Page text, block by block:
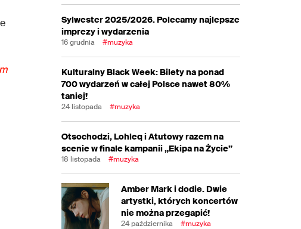
Sylwester 2025/2026. Polecamy najlepsze
imprezy i wydarzenia
16 grudnia #muzyka
Kulturalny Black Week: Bilety na ponad
700 wydarzeń w całej Polsce nawet 80%
taniej!
24 listopada #muzyka
Otsochodzi, Lohleq i Atutowy razem na
scenie w finale kampanii „Ekipa na Życie”
18 listopada #muzyka
Amber Mark i dodie. Dwie
artystki, których koncertów
nie można przegapić!
24 października #muzyka